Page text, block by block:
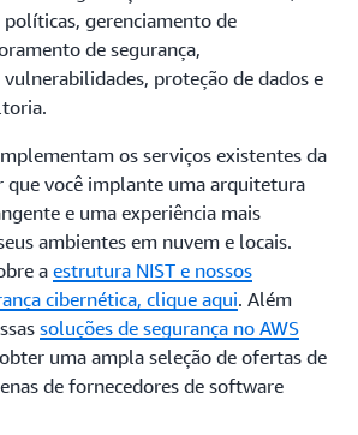
gerenciamento de
de segurança,
proteção de dados e
os serviços existentes da
que você implante uma arquitetura
e uma experiência mais
ambientes em nuvem e locais.
a estrutura NIST e nossos
cibernética, clique aqui. Além
soluções de segurança no AWS
uma ampla seleção de ofertas de
de fornecedores de software